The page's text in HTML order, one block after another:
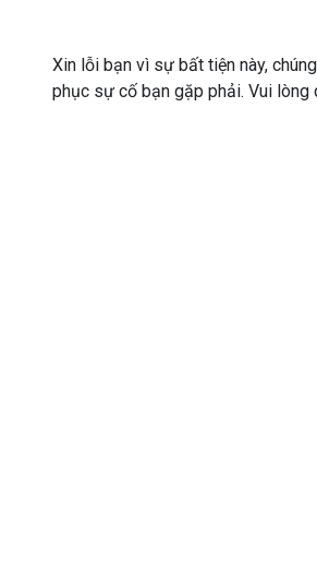
Xin lỗi bạn vì sự bất tiện này,
phục sự cố bạn gặp phải. Vui lòng